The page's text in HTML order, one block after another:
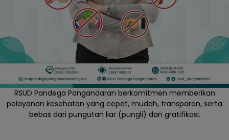
RSUD Pandega Pangandaran berkomitmen memberikan
pelayanan kesehatan yang cepat, mudah, transparan, serta
bebas dari pungutan liar (pungli) dan gratifikasi.